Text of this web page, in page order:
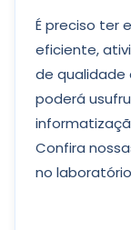
É preciso ter
eficiente,
de qualidade
poderá
Confira
no